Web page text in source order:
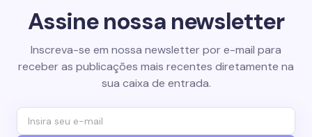
Assine nossa newsletter
Inscreva-se em nossa newsletter por e-mail para
receber as publicações mais recentes diretamente na
sua caixa de entrada.